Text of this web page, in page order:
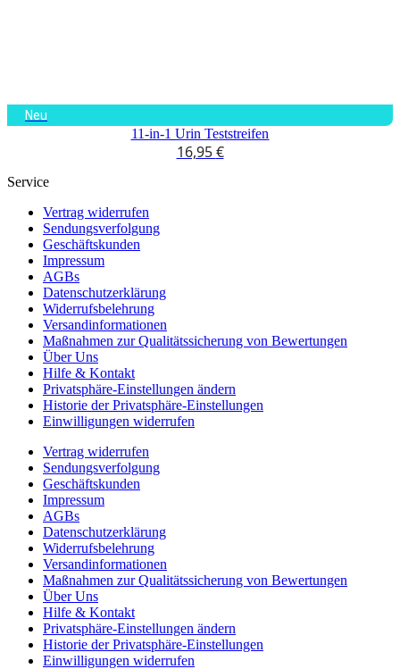
Neu
11-in-1 Urin Teststreifen
16,95€
Service
Vertrag widerrufen
Sendungsverfolgung
Geschäftskunden
Impressum
AGBs
Datenschutzerklärung
Widerrufsbelehrung
Versandinformationen
Maßnahmen zur Qualitätssicherung von Bewertungen
Über Uns
Hilfe & Kontakt
Privatsphäre-Einstellungen ändern
Historie der Privatsphäre-Einstellungen
Einwilligungen widerrufen
Vertrag widerrufen
Sendungsverfolgung
Geschäftskunden
Impressum
AGBs
Datenschutzerklärung
Widerrufsbelehrung
Versandinformationen
Maßnahmen zur Qualitätssicherung von Bewertungen
Über Uns
Hilfe & Kontakt
Privatsphäre-Einstellungen ändern
Historie der Privatsphäre-Einstellungen
Einwilligungen widerrufen